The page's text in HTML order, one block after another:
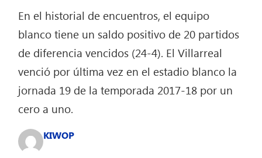
En el historial de encuentros, el equipo
blanco tiene un saldo positivo de 20 partidos
de diferencia vencidos (24-4). El Villarreal
venció por última vez en el estadio blanco la
jornada 19 de la temporada 2017-18 por un
cero a uno.
KIWOP